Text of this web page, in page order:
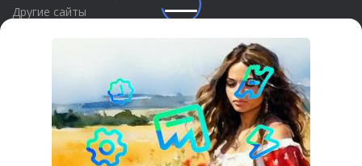
Другие сайты
+7 (495) 737-92-57
Email:site_v8@1c.ru
Отдел продаж:г. Москва,улица Селезнёвская, дом 21
Privacy notice